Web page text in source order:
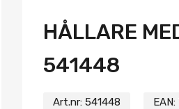
HÅLLARE
541448
Art.nr: 541448 EAN: